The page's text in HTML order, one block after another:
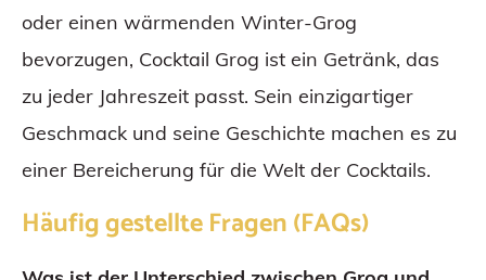
oder einen wärmenden Winter-Grog
bevorzugen, Cocktail Grog ist ein Getränk, das
zu jeder Jahreszeit passt. Sein einzigartiger
Geschmack und seine Geschichte machen es zu
einer Bereicherung für die Welt der Cocktails.
Häufig gestellte Fragen (FAQs)